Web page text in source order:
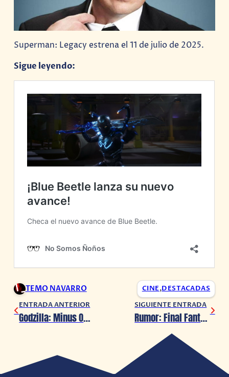
Superman: Legacy estrena el 11 de julio de 2025.
Sigue leyendo:
TEMO NAVARRO CINE,DESTACADAS
ENTRADA ANTERIOR
Godzilla: Minus One, El rey de los monstruos regresa
SIGUIENTE ENTRADA
Rumor: Final Fantasy XVI podría tener DLC